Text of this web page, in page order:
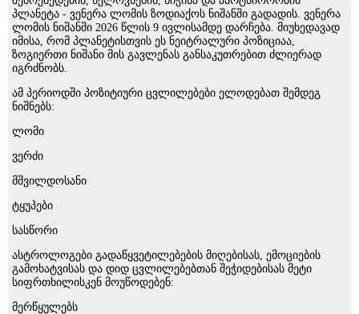
პლანეტა - ვენერა ლომის ზოდიაქოს ნიშანში გადადის. ვენერა
ლომის ნიშანში 2026 წლის 9 ივლისამდე დარჩება. მიუხედავად
იმისა, რომ პლანეტისთვის ეს ნეიტრალური პოზიციაა,
ზოგიერთი ნიშანი მის გავლენას განსაკუთრებით ძლიერად
იგრძნობს.
ამ პერიოდში პოზიტიური ცვლილებები ელოდებათ შემდეგ
ნიშნებს:
ლომი
ვერძი
მშვილდოსანი
ტყუპები
სასწორი
ასტროლოგები გადაწყვეტილებების მიღებისას, ემოციების
გამოხატვისას და დიდ ცვლილებებთან შეჭიდებისას მეტი
სიფრთხილისკენ მოუწოდებენ:
მერწყულებს